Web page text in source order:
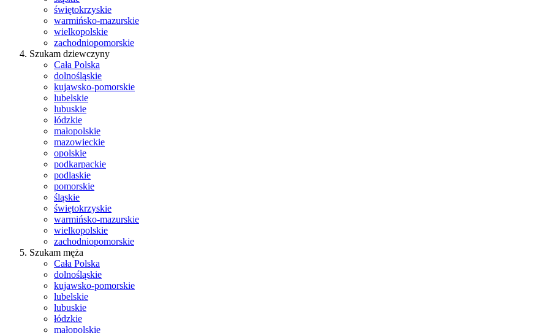
świętokrzyskie
warmińsko-mazurskie
wielkopolskie
zachodniopomorskie
Szukam dziewczyny
Cała Polska
dolnośląskie
kujawsko-pomorskie
lubelskie
lubuskie
łódzkie
małopolskie
mazowieckie
opolskie
podkarpackie
podlaskie
pomorskie
śląskie
świętokrzyskie
warmińsko-mazurskie
wielkopolskie
zachodniopomorskie
Szukam męża
Cała Polska
dolnośląskie
kujawsko-pomorskie
lubelskie
lubuskie
łódzkie
małopolskie